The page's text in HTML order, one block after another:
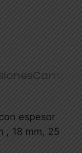
espesor
, 18 mm, 25